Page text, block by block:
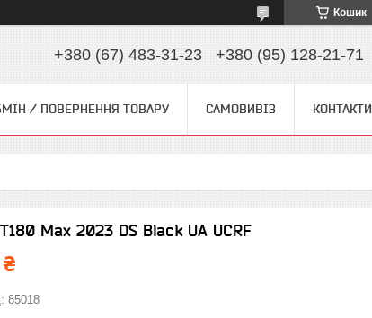
Кошик
+380 (67) 483-31-23 +380 (95) 128-21-71
/ ПОВЕРНЕННЯ ТОВАРУ САМОВИВІЗ КОНТАКТИ
Max 2023 DS Black UA UCRF
85018